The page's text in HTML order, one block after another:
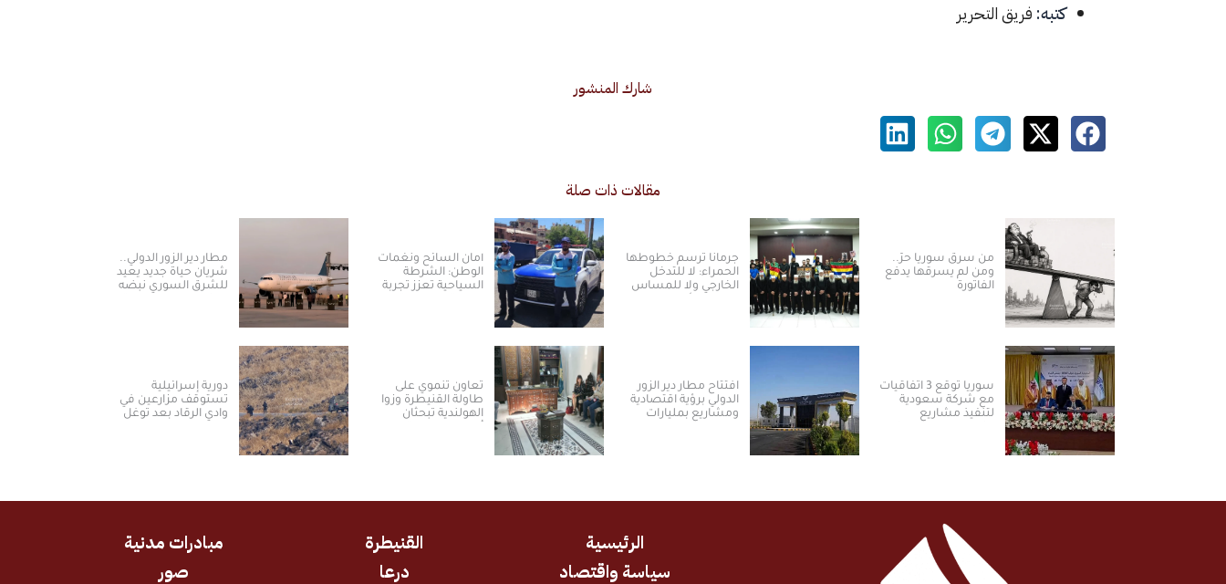
كتبه: فريق التحرير
شارك المنشور
مقالات ذات صلة
من سرق سوريا حرّ..
ومن لم يسرقها يدفع
الفاتورة
جرمانا ترسم خطوطها
الحمراء: لا للتدخل
الخارجي ولا للمساس
أمان السائح ونغمات
الوطن: الشرطة
السياحية تعزز تجربة
مطار دير الزور الدولي..
شريان حياة جديد يعيد
للشرق السوري نبضه
سوريا توقع 3 اتفاقيات
مع شركة سعودية
لتنفيذ مشاريع
افتتاح مطار دير الزور
الدولي برؤية اقتصادية
ومشاريع بمليارات
تعاون تنموي على
طاولة القنيطرة وزوا
الهولندية تبحثان
دورية إسرائيلية
تستوقف مزارعين في
وادي الرقاد بعد توغل
الرئيسية
سياسة واقتصاد
القنيطرة
درعا
مبادرات مدنية
صور